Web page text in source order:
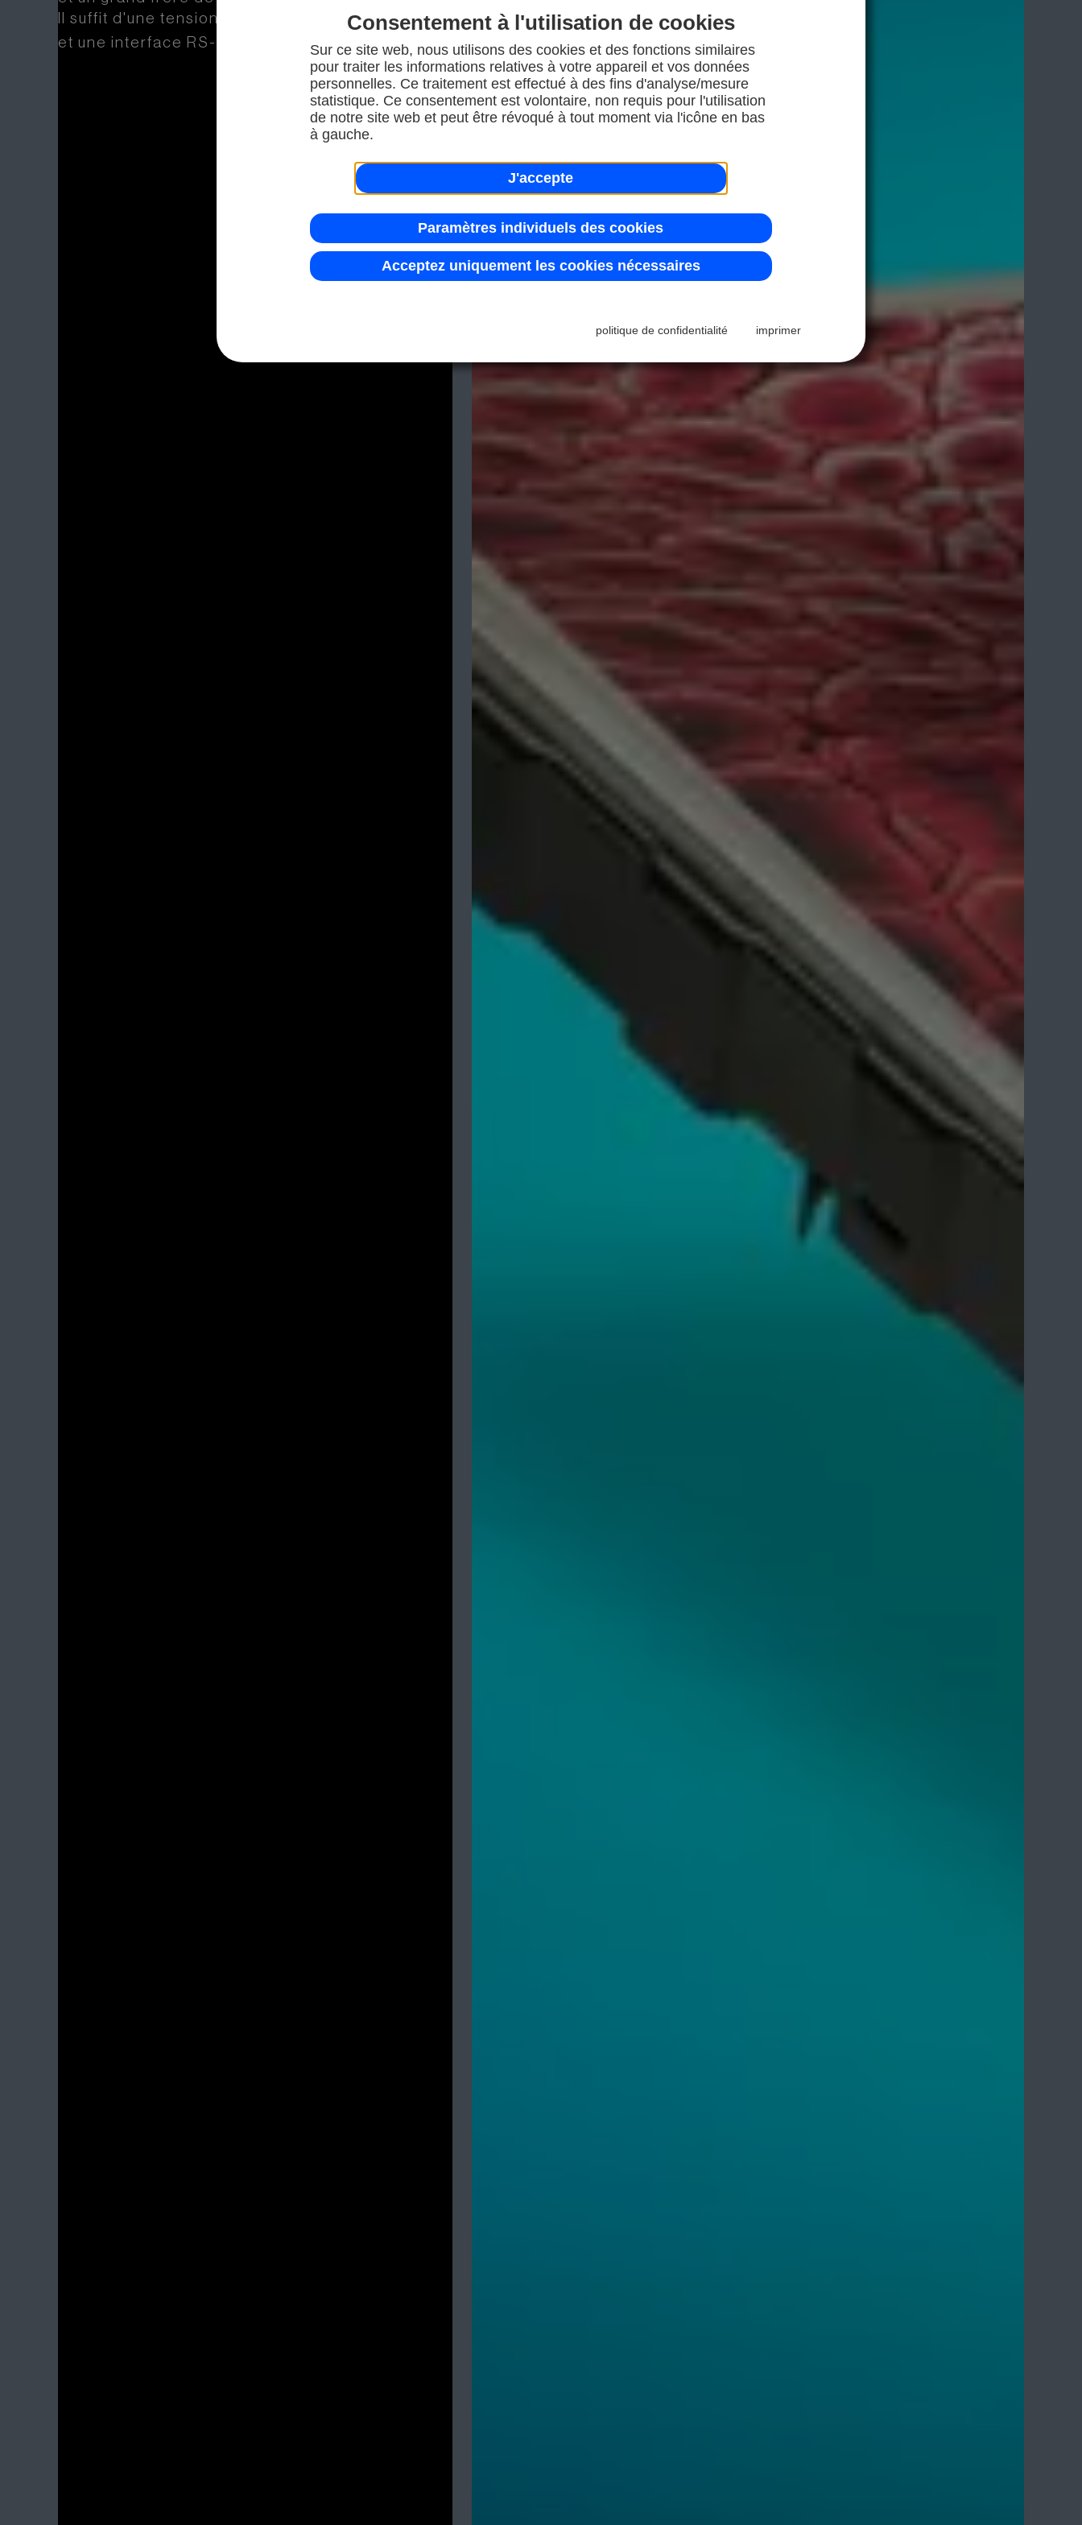
Consentement à l'utilisation de cookies
Sur ce site web, nous utilisons des cookies et des fonctions similaires
pour traiter les informations relatives à votre appareil et vos données
personnelles. Ce traitement est effectué à des fins d'analyse/mesure
statistique. Ce consentement est volontaire, non requis pour l'utilisation
de notre site web et peut être révoqué à tout moment via l'icône en bas
à gauche.
J'accepte
Paramètres individuels des cookies
Acceptez uniquement les cookies nécessaires
politique de confidentialité imprimer
Il suffit d'une tension de 5V=.
et une interface RS-232,
ou SPI.